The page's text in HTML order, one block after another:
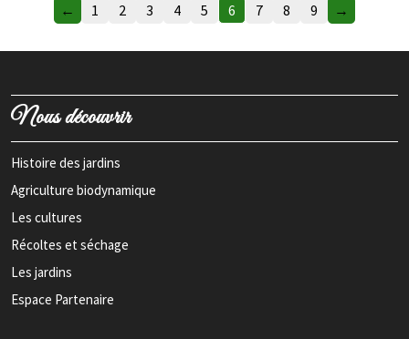
← 1 2 3 4 5 6 7 8 9 →
Nous découvrir
Histoire des jardins
Agriculture biodynamique
Les cultures
Récoltes et séchage
Les jardins
Espace Partenaire